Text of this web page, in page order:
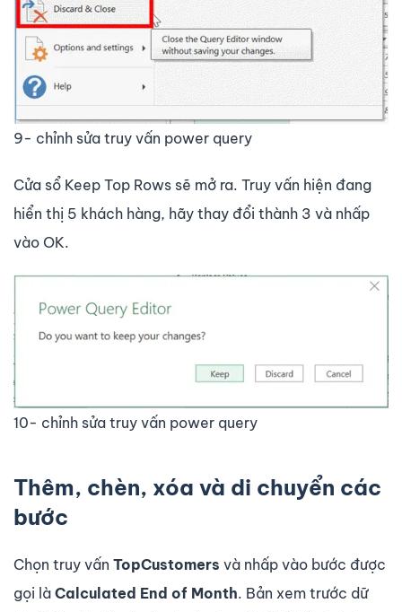
9- chỉnh sửa truy vấn power query
Cửa sổ Keep Top Rows sẽ mở ra. Truy vấn hiện đang
hiển thị 5 khách hàng, hãy thay đổi thành 3 và nhấp
vào OK.
10- chỉnh sửa truy vấn power query
Thêm, chèn, xóa và di chuyển các
bước
Chọn truy vấn TopCustomers và nhấp vào bước được
gọi là Calculated End of Month. Bản xem trước dữ